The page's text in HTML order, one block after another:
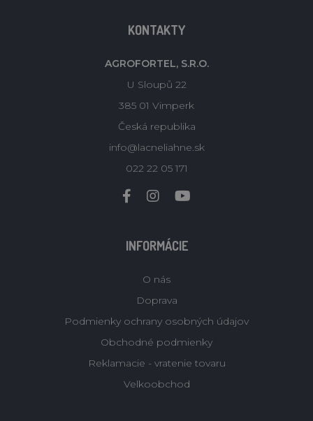
KONTAKTY
AGROFORTEL, S.R.O.
U Sloupů 22
385 01 Vimperk
Česká republika
info@lacneliahne.sk
022 22 05 171
INFORMÁCIE
O nás
Doprava
Podmienky ochrany osobných údajov
Obchodné podmienky
Reklamacie - vratenie tovaru
Velkoobchod